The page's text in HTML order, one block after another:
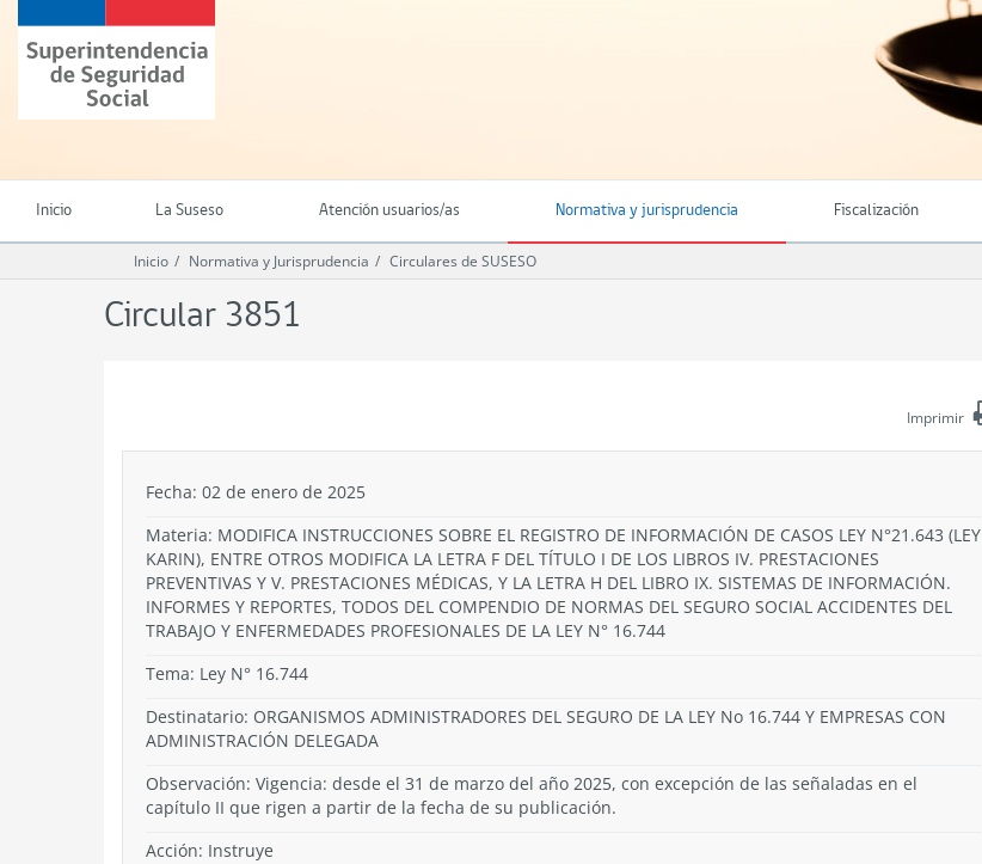
contenido
principal
Superintendencia
de
Seguridad
(SUSESO)
Chile
Inicio La Suseso Atención usuarios/as Normativa y jurisprudencia Fiscalización
Inicio Normativa y Jurisprudencia Circulares de SUSESO
Circular 3851
Imprimir
Fecha: 02 de enero de 2025
Materia: MODIFICA INSTRUCCIONES SOBRE EL REGISTRO DE INFORMACIÓN DE CASOS LEY N°21.643 (LEY
KARIN), ENTRE OTROS MODIFICA LA LETRA F DEL TÍTULO I DE LOS LIBROS IV. PRESTACIONES
PREVENTIVAS Y V. PRESTACIONES MÉDICAS, Y LA LETRA H DEL LIBRO IX. SISTEMAS DE INFORMACIÓN.
INFORMES Y REPORTES, TODOS DEL COMPENDIO DE NORMAS DEL SEGURO SOCIAL ACCIDENTES DEL
TRABAJO Y ENFERMEDADES PROFESIONALES DE LA LEY N° 16.744
Tema: Ley N° 16.744
Destinatario: ORGANISMOS ADMINISTRADORES DEL SEGURO DE LA LEY No 16.744 Y EMPRESAS CON
ADMINISTRACIÓN DELEGADA
Observación: Vigencia: desde el 31 de marzo del año 2025, con excepción de las señaladas en el
capítulo II que rigen a partir de la fecha de su publicación.
Acción: Instruye